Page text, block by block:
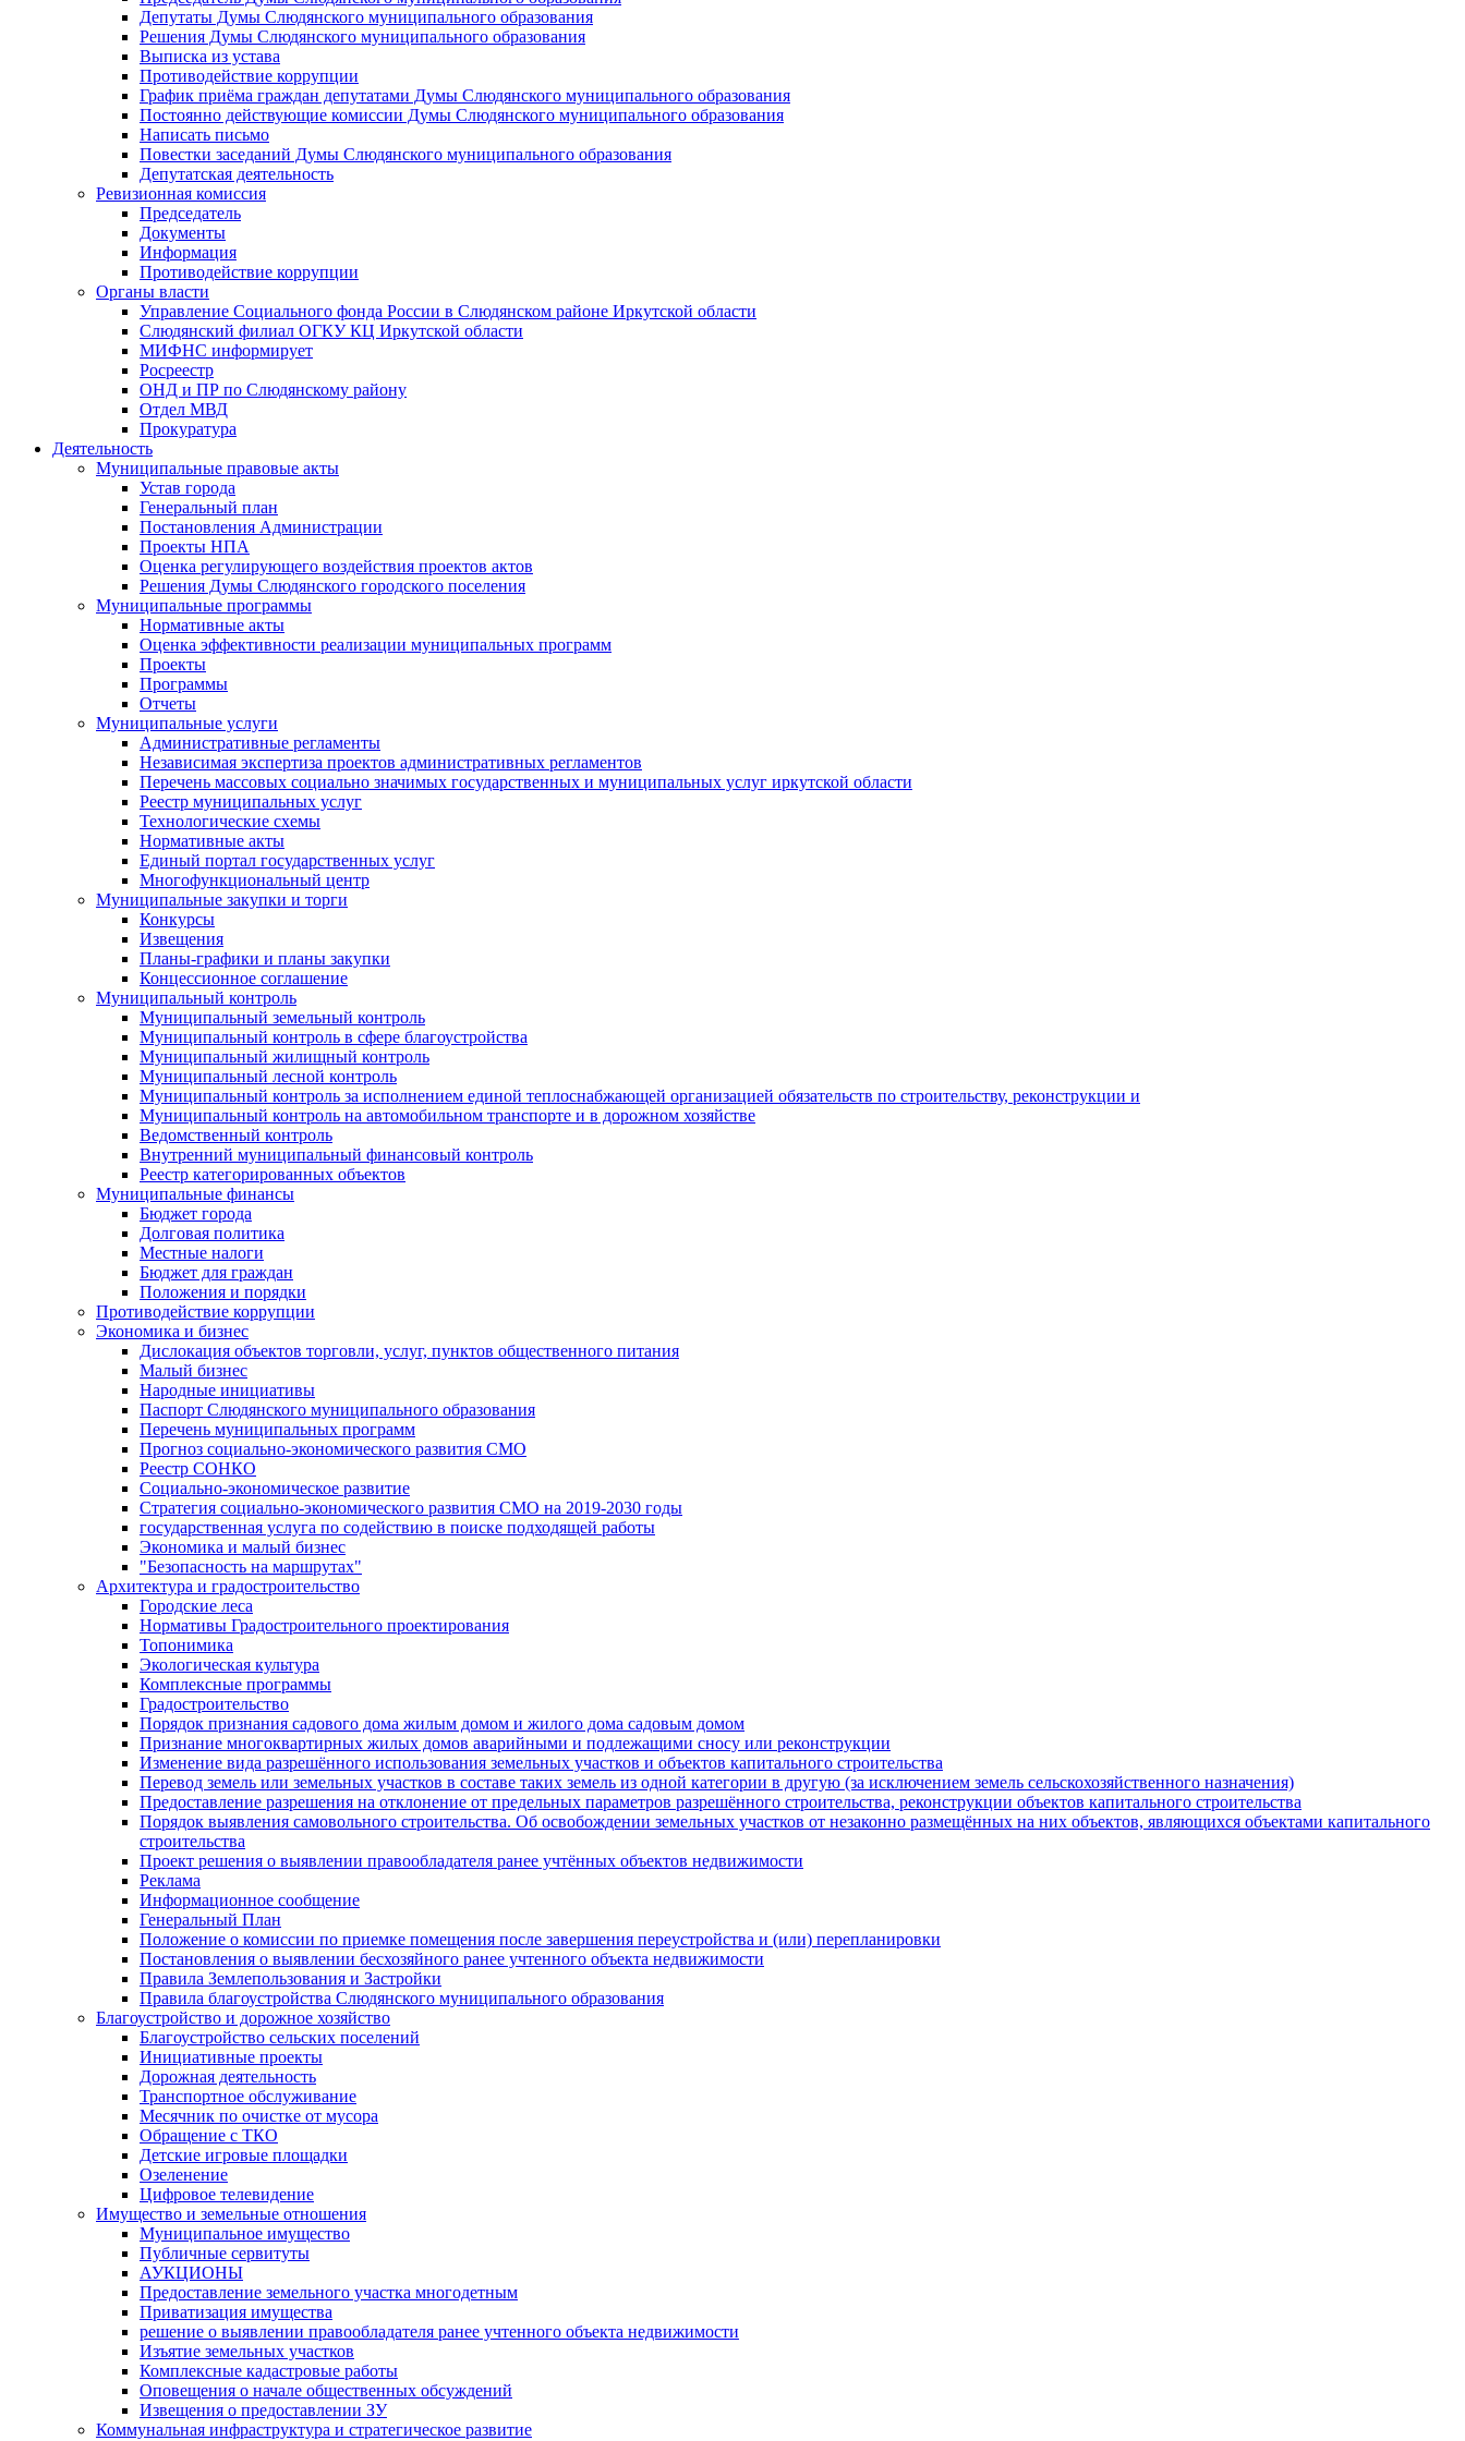
Депутаты Думы Слюдянского муниципального образования
Решения Думы Слюдянского муниципального образования
Выписка из устава
Противодействие коррупции
График приёма граждан депутатами Думы Слюдянского муниципального образования
Постоянно действующие комиссии Думы Слюдянского муниципального образования
Написать письмо
Повестки заседаний Думы Слюдянского муниципального образования
Депутатская деятельность
Ревизионная комиссия
Председатель
Документы
Информация
Противодействие коррупции
Органы власти
Управление Социального фонда России в Слюдянском районе Иркутской области
Слюдянский филиал ОГКУ КЦ Иркутской области
МИФНС информирует
Росреестр
ОНД и ПР по Слюдянскому району
Отдел МВД
Прокуратура
Деятельность
Муниципальные правовые акты
Устав города
Генеральный план
Постановления Администрации
Проекты НПА
Оценка регулирующего воздействия проектов актов
Решения Думы Слюдянского городского поселения
Муниципальные программы
Нормативные акты
Оценка эффективности реализации муниципальных программ
Проекты
Программы
Отчеты
Муниципальные услуги
Административные регламенты
Независимая экспертиза проектов административных регламентов
Перечень массовых социально значимых государственных и муниципальных услуг иркутской области
Реестр муниципальных услуг
Технологические схемы
Нормативные акты
Единый портал государственных услуг
Многофункциональный центр
Муниципальные закупки и торги
Конкурсы
Извещения
Планы-графики и планы закупки
Концессионное соглашение
Муниципальный контроль
Муниципальный земельный контроль
Муниципальный контроль в сфере благоустройства
Муниципальный жилищный контроль
Муниципальный лесной контроль
Муниципальный контроль за исполнением единой теплоснабжающей организацией обязательств по строительству, реконструкции и
Муниципальный контроль на автомобильном транспорте и в дорожном хозяйстве
Ведомственный контроль
Внутренний муниципальный финансовый контроль
Реестр категорированных объектов
Муниципальные финансы
Бюджет города
Долговая политика
Местные налоги
Бюджет для граждан
Положения и порядки
Противодействие коррупции
Экономика и бизнес
Дислокация объектов торговли, услуг, пунктов общественного питания
Малый бизнес
Народные инициативы
Паспорт Слюдянского муниципального образования
Перечень муниципальных программ
Прогноз социально-экономического развития СМО
Реестр СОНКО
Социально-экономическое развитие
Стратегия социально-экономического развития СМО на 2019-2030 годы
государственная услуга по содействию в поиске подходящей работы
Экономика и малый бизнес
"Безопасность на маршрутах"
Архитектура и градостроительство
Городские леса
Нормативы Градостроительного проектирования
Топонимика
Экологическая культура
Комплексные программы
Градостроительство
Порядок признания садового дома жилым домом и жилого дома садовым домом
Признание многоквартирных жилых домов аварийными и подлежащими сносу или реконструкции
Изменение вида разрешённого использования земельных участков и объектов капитального строительства
Перевод земель или земельных участков в составе таких земель из одной категории в другую (за исключением земель сельскохозяйственного назначения)
Предоставление разрешения на отклонение от предельных параметров разрешённого строительства, реконструкции объектов капитального строительства
Порядок выявления самовольного строительства. Об освобождении земельных участков от незаконно размещённых на них объектов, являющихся объектами капитального
строительства
Проект решения о выявлении правообладателя ранее учтённых объектов недвижимости
Реклама
Информационное сообщение
Генеральный План
Положение о комиссии по приемке помещения после завершения переустройства и (или) перепланировки
Постановления о выявлении бесхозяйного ранее учтенного объекта недвижимости
Правила Землепользования и Застройки
Правила благоустройства Слюдянского муниципального образования
Благоустройство и дорожное хозяйство
Благоустройство сельских поселений
Инициативные проекты
Дорожная деятельность
Транспортное обслуживание
Месячник по очистке от мусора
Обращение с ТКО
Детские игровые площадки
Озеленение
Цифровое телевидение
Имущество и земельные отношения
Муниципальное имущество
Публичные сервитуты
АУКЦИОНЫ
Предоставление земельного участка многодетным
Приватизация имущества
решение о выявлении правообладателя ранее учтенного объекта недвижимости
Изъятие земельных участков
Комплексные кадастровые работы
Оповещения о начале общественных обсуждений
Извещения о предоставлении ЗУ
Коммунальная инфраструктура и стратегическое развитие